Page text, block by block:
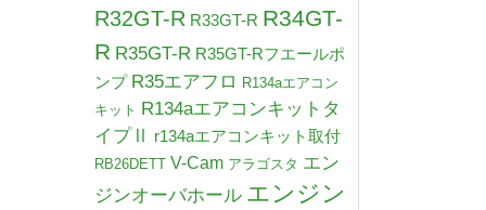
R32GT-R R33GT-R R34GT-
R R35GT-R R35GT-Rフエールポ
ンプ R35エアフロ R134aエアコン
キット R134aエアコンキットタ
イプⅡ
r134aエアコンキット取付
RB26DETT V-Cam アラゴスタ エン
ジンオーバホール エンジン